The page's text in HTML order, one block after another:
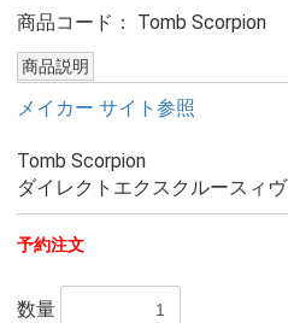
商品コード： Tomb Scorpion
商品説明
メイカー サイト参照
Tomb Scorpion
ダイレクトエクスクルースィヴ
予約注文
数量